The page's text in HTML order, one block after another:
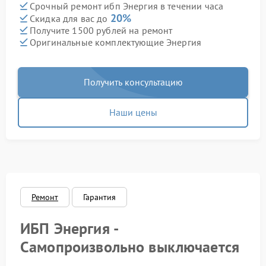
Срочный ремонт ибп Энергия в течении часа
Скидка для вас до 20%
Получите 1500 рублей на ремонт
Оригинальные комплектующие Энергия
Получить консультацию
Наши цены
Ремонт Гарантия
ИБП Энергия -
Самопроизвольно выключается